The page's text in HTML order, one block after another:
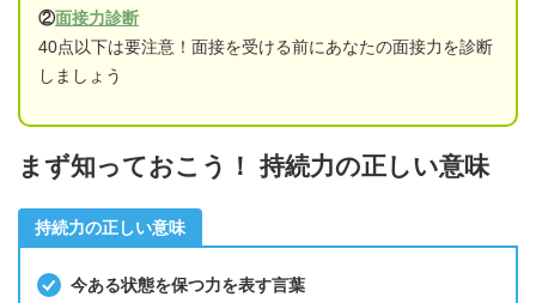
②面接力診断
40点以下は要注意！面接を受ける前にあなたの面接力を診断
しましょう
まず知っておこう！ 持続力の正しい意味
持続力の正しい意味
今ある状態を保つ力を表す言葉